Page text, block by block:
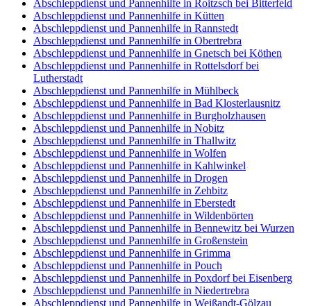
Abschleppdienst und Pannenhilfe in Roitzsch bei Bitterfeld
Abschleppdienst und Pannenhilfe in Kütten
Abschleppdienst und Pannenhilfe in Rannstedt
Abschleppdienst und Pannenhilfe in Obertrebra
Abschleppdienst und Pannenhilfe in Gnetsch bei Köthen
Abschleppdienst und Pannenhilfe in Rottelsdorf bei
Lutherstadt
Abschleppdienst und Pannenhilfe in Mühlbeck
Abschleppdienst und Pannenhilfe in Bad Klosterlausnitz
Abschleppdienst und Pannenhilfe in Burgholzhausen
Abschleppdienst und Pannenhilfe in Nobitz
Abschleppdienst und Pannenhilfe in Thallwitz
Abschleppdienst und Pannenhilfe in Wolfen
Abschleppdienst und Pannenhilfe in Kahlwinkel
Abschleppdienst und Pannenhilfe in Drogen
Abschleppdienst und Pannenhilfe in Zehbitz
Abschleppdienst und Pannenhilfe in Eberstedt
Abschleppdienst und Pannenhilfe in Wildenbörten
Abschleppdienst und Pannenhilfe in Bennewitz bei Wurzen
Abschleppdienst und Pannenhilfe in Großenstein
Abschleppdienst und Pannenhilfe in Grimma
Abschleppdienst und Pannenhilfe in Pouch
Abschleppdienst und Pannenhilfe in Poxdorf bei Eisenberg
Abschleppdienst und Pannenhilfe in Niedertrebra
Abschleppdienst und Pannenhilfe in Weißandt-Gölzau